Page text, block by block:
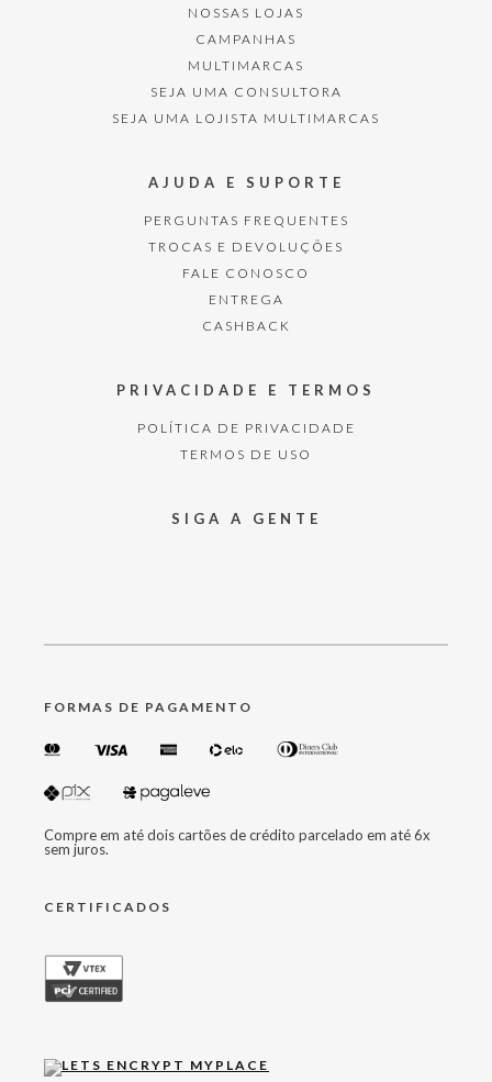
NOSSAS LOJAS
CAMPANHAS
MULTIMARCAS
SEJA UMA CONSULTORA
SEJA UMA LOJISTA MULTIMARCAS
AJUDA E SUPORTE
PERGUNTAS FREQUENTES
TROCAS E DEVOLUÇÕES
FALE CONOSCO
ENTREGA
CASHBACK
PRIVACIDADE E TERMOS
POLÍTICA DE PRIVACIDADE
TERMOS DE USO
SIGA A GENTE
FORMAS DE PAGAMENTO
Compre em até dois cartões de crédito parcelado em até 6x
sem juros.
CERTIFICADOS